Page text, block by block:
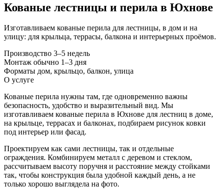
Кованые лестницы и перила в Юхнове
Изготавливаем кованые перила для лестницы, в дом и на
улицу: для крыльца, террасы, балкона и интерьерных проёмов.
Производство 3–5 недель
Монтаж обычно 1–3 дня
Форматы дом, крыльцо, балкон, улица
О услуге
Кованые перила нужны там, где одновременно важны
безопасность, удобство и выразительный вид. Мы
изготавливаем кованые перила в Юхнове для лестниц в доме,
на крыльце, террасах и балконах, подбираем рисунок ковки
под интерьер или фасад.
Проектируем как сами лестницы, так и отдельные
ограждения. Комбинируем металл с деревом и стеклом,
рассчитываем высоту поручня и расстояние между стойками
так, чтобы конструкция была удобной каждый день, а не
только хорошо выглядела на фото.